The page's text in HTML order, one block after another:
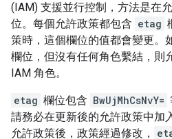
(IAM) 支援並行控制，方法是在
位。每個允許政策都包含 etag
策時，這個欄位的值都會變更。
欄位，但沒有任何角色繫結，則
IAM 角色。
etag 欄位包含 BwUjMhCsNvY=
請務必在更新後的允許政策中加
允許政策後，政策經過修改，